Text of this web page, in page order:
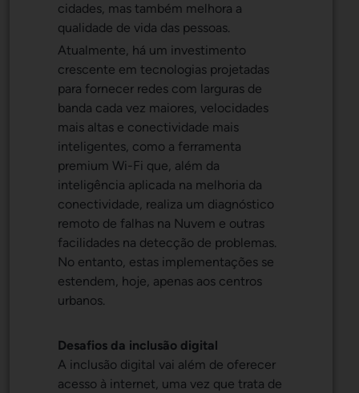
cidades, mas também melhora a
qualidade de vida das pessoas.
Atualmente, há um investimento
crescente em tecnologias projetadas
para fornecer redes com larguras de
banda cada vez maiores, velocidades
mais altas e conectividade mais
inteligentes, como a ferramenta
premium Wi-Fi que, além da
inteligência aplicada na melhoria da
conectividade, realiza um diagnóstico
remoto de falhas na Nuvem e outras
facilidades na detecção de problemas.
No entanto, estas implementações se
estendem, hoje, apenas aos centros
urbanos.
Desafios da inclusão digital
A inclusão digital vai além de oferecer
acesso à internet, uma vez que trata de